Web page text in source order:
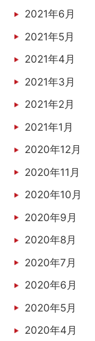
2021年6月
2021年5月
2021年4月
2021年3月
2021年2月
2021年1月
2020年12月
2020年11月
2020年10月
2020年9月
2020年8月
2020年7月
2020年6月
2020年5月
2020年4月